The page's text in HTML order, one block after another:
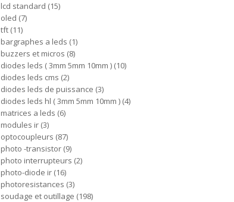
lcd standard 15
oled 7
tft 11
bargraphes a leds 1
buzzers et micros 8
diodes leds ( 3mm 5mm 10mm ) 10
diodes leds cms 2
diodes leds de puissance 3
diodes leds hl ( 3mm 5mm 10mm ) 4
matrices a leds 6
modules ir 3
optocoupleurs 87
photo -transistor 9
photo interrupteurs 2
photo-diode ir 16
photoresistances 3
soudage et outillage 198